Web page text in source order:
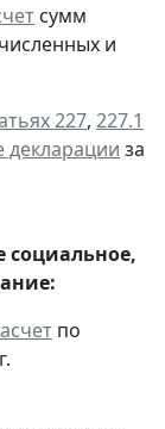
сумм
и
227, 227.1
декларации за
социальное,
по